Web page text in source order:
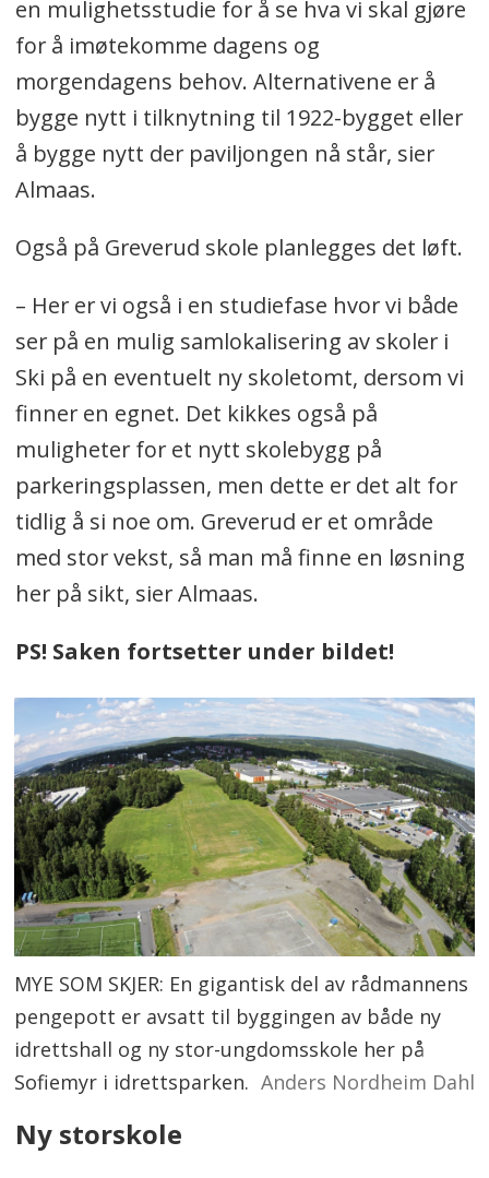
en mulighetsstudie for å se hva vi skal gjøre
for å imøtekomme dagens og
morgendagens behov. Alternativene er å
bygge nytt i tilknytning til 1922-bygget eller
å bygge nytt der paviljongen nå står, sier
Almaas.
Også på Greverud skole planlegges det løft.
– Her er vi også i en studiefase hvor vi både
ser på en mulig samlokalisering av skoler i
Ski på en eventuelt ny skoletomt, dersom vi
finner en egnet. Det kikkes også på
muligheter for et nytt skolebygg på
parkeringsplassen, men dette er det alt for
tidlig å si noe om. Greverud er et område
med stor vekst, så man må finne en løsning
her på sikt, sier Almaas.
PS! Saken fortsetter under bildet!
MYE SOM SKJER: En gigantisk del av rådmannens
pengepott er avsatt til byggingen av både ny
idrettshall og ny stor-ungdomsskole her på
Sofiemyr i idrettsparken. Anders Nordheim Dahl
Ny storskole